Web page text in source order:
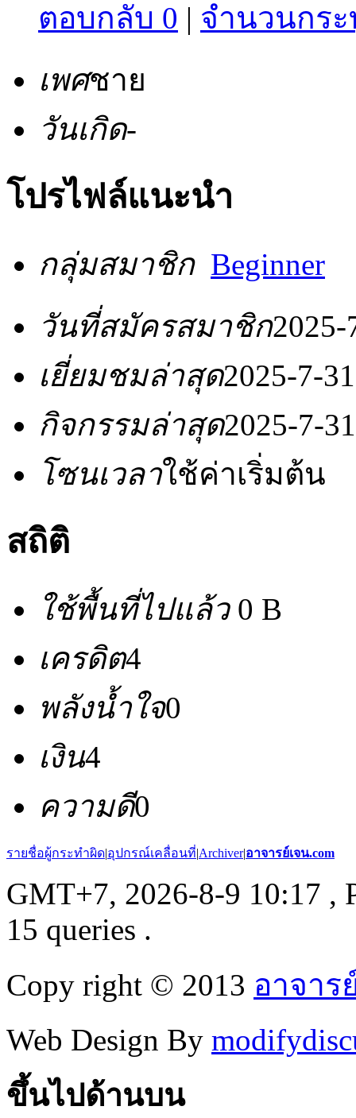
ตอบกลับ 0 | จำนวนกระ
เพศชาย
วันเกิด-
โปรไฟล์แนะนำ
กลุ่มสมาชิก Beginner
วันที่สมัครสมาชิก2025-
เยี่ยมชมล่าสุด2025-7-
กิจกรรมล่าสุด2025-7-
โซนเวลาใช้ค่าเริ่มต้น
สถิติ
ใช้พื้นที่ไปแล้ว0 B
เครดิต4
พลังน้ำใจ0
เงิน4
ความดี0
รายชื่อผู้กระทำผิด|อุปกรณ์เคลื่อนที่|Archiver|อาจารย์เจน.com
GMT+7, 2026-8-9 10:17 ,
15 queries .
Copy right © 2013 อาจาร
Web Design By
ขึ้นไปด้านบน